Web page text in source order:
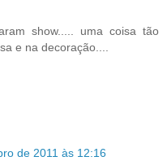
show..... uma coisa tão
e na decoração....
de 2011 às 12:16